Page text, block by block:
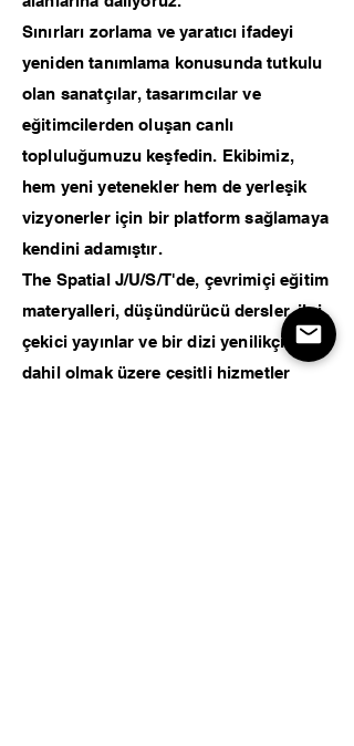
Sınırları zorlama ve yaratıcı ifadeyi
yeniden tanımlama konusunda tutkulu
olan sanatçılar, tasarımcılar ve
eğitimcilerden oluşan canlı
topluluğumuzu keşfedin. Ekibimiz,
hem yeni yetenekler hem de yerleşik
vizyonerler için bir platform sağlamaya
kendini adamıştır.
The Spatial J/U/S/T'de, çevrimiçi eğitim
materyalleri, düşündürücü dersler, ilgi
çekici yayınlar ve bir dizi yenilikçi ürün
dahil olmak üzere çeşitli hizmetler